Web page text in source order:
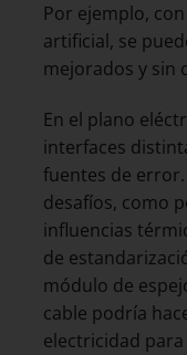
Por ejemplo,
artificial, se
mejorados y sin
En el plano
interfaces
fuentes de
desafíos, como
influencias
de
módulo de
cable podría
electricidad